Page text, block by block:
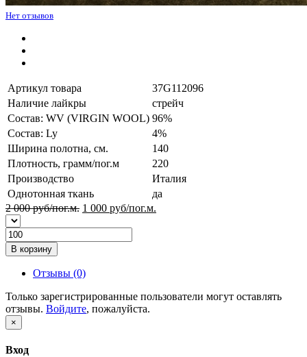
Нет отзывов
Артикул товара
37G112096
Наличие лайкры
стрейч
Состав: WV (VIRGIN WOOL) 96%
Состав: Ly
4%
Ширина полотна, см.
140
Плотность, грамм/пог.м
220
Производство
Италия
Однотонная ткань
да
2 000 руб/пог.м. 1 000 руб/пог.м.
В корзину
Отзывы (0)
Только зарегистрированные пользователи могут оставлять
отзывы. Войдите, пожалуйста.
×
Вход